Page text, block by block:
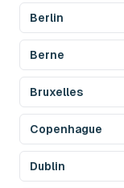
Berlin
Berne
Bruxelles
Copenhague
Dublin